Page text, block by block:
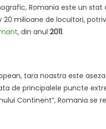
mult
mai
azi
Romania este un
20 milioane de locuitori,
, din anul 2011.
tara noastra este
de principalele puncte
Continent”, Romania se